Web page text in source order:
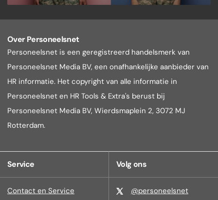
Over Personeelsnet
Personeelsnet is een geregistreerd handelsmerk van
Personeelsnet Media BV, een onafhankelijke aanbieder van
HR informatie. Het copyright van alle informatie in
Personeelsnet en HR Tools & Extra's berust bij
Personeelsnet Media BV, Wierdsmaplein 2, 3072 MJ
Rotterdam.
Service
Contact en Service
Volg ons
@personeelsnet